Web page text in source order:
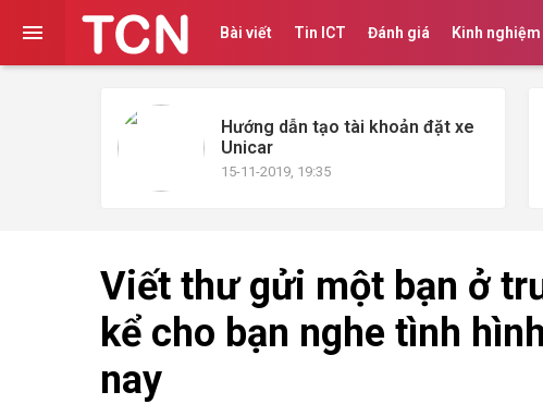
 Bài viết Tin ICT Đánh giá Kinh nghiệm
Hướng dẫn tạo tài khoản đặt xe
Unicar
15-11-2019, 19:35
Viết thư gửi một bạn ở
kể cho bạn nghe tình
nay